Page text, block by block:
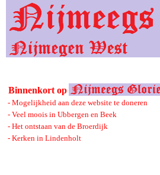
Binnenkort op
- Mogelijkheid aan deze website te doneren
- Veel moois in Ubbergen en Beek
- Het ontstaan van de Broerdijk
- Kerken in Lindenholt